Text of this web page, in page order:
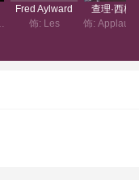
Fred Aylward
饰: Les
查理·西格